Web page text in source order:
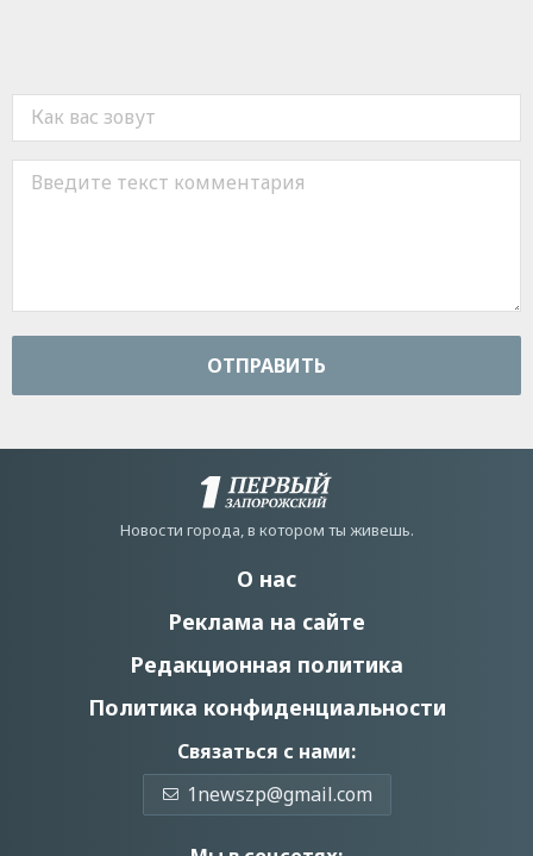
ОТПРАВИТЬ
Новости города, в котором ты живешь.
О нас
Реклама на сайте
Редакционная политика
Политика конфиденциальности
Связаться с нами:
1newszp@gmail.com